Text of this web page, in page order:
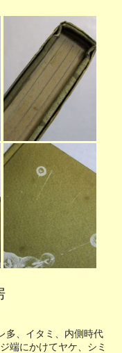
、イタミ、内側時代
にかけてヤケ、シミ